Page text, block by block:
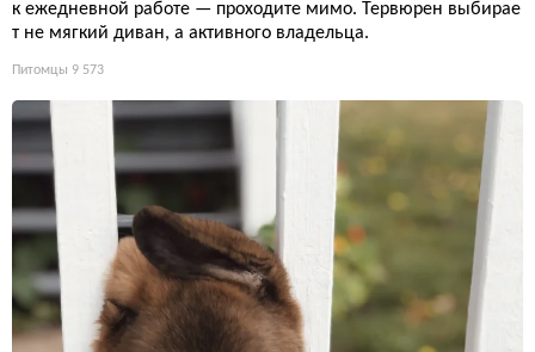
к ежедневной работе — проходите мимо. Тервюрен выбирае
т не мягкий диван, а активного владельца.
Питомцы 9 573